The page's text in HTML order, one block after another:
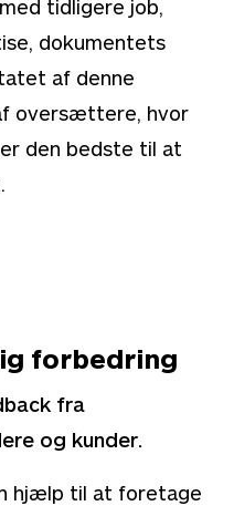
tidligere job,
dokumentets
af denne
oversættere, hvor
den bedste til at
forbedring
fra
og kunder.
hjælp til at foretage